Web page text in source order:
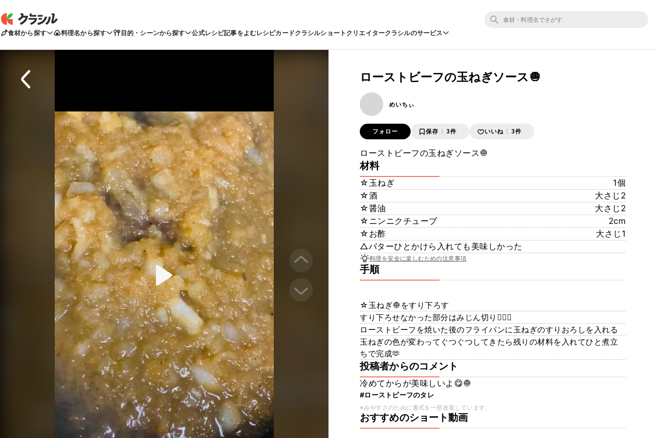
食材から探す 料理名から探す 目的・シーンから探す 公式レシピ記事をよむレシピカードクラシルショートクリエイタークラシルのサービス
ローストビーフの玉ねぎソース🧅
めいちぃ
フォロー 保存 3件 いいね 3件
ローストビーフの玉ねぎソース🧅
材料
☆玉ねぎ
1個
☆酒
大さじ2
☆醤油
大さじ2
☆ニンニクチューブ
2cm
☆お酢
大さじ1
△バターひとかけら入れても美味しかった
料理を安全に楽しむための注意事項
手順
☆玉ねぎ🧅をすり下ろす
すり下ろせなかった部分はみじん切り🙆🏻‍♀️
ローストビーフを焼いた後のフライパンに玉ねぎのすりおろしを入れる
玉ねぎの色が変わってぐつぐつしてきたら残りの材料を入れてひと煮立
ちで完成🫶
投稿者からのコメント
冷めてからが美味しいよ😋🧅
#ローストビーフのタレ
※みやすさのために書式を一部改変しています。
おすすめのショート動画